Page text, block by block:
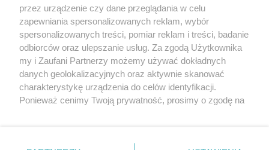
O FIRMIE POLITYKA PRYWATNOŚCI HOSTING
REKLAMA WSPÓŁPRACA RSS FACEBOOK KONTAKT
Nasze serwisy
Aktualności
Tcz24
Muzyka i kultura
Archiwum wydarzeń
przez urządzenie czy dane przeglądania w celu
zapewniania spersonalizowanych reklam, wybór
spersonalizowanych treści, pomiar reklam i treści, badanie
odbiorców oraz ulepszanie usług. Za zgodą Użytkownika
my i Zaufani Partnerzy możemy używać dokładnych
danych geolokalizacyjnych oraz aktywnie skanować
charakterystykę urządzenia do celów identyfikacji.
Ponieważ cenimy Twoją prywatność, prosimy o zgodę na